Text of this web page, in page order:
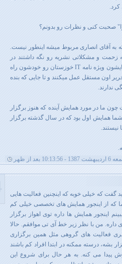
صحبت کنی و نظرات رو بدونم؟
به آقای انصاری مربوط میشه اینطور نیست.
و مشکلاتی نشریه رو نگه داشتند در
حالی که اصلاً اجباری نبود. از طرفی ایشون ویژه نامه IT خوزستان رو خودشون راه
اون مستقل عمل میکنند و تا جایی که بنده
ندارند.
ما در مورد همایش آینده که هنوز برگزار
همایش اول بود که در سال گذشته برگزار
1387 - 10:13:56 بعد از ظهر
گفت که خیلی خوبه که اینچنین فعالیت هایی
که از اینجور همایش های تخصصی خیلی کم
اینجور همایش ها داره توی اهواز برگزار
من با نظر زیر خط آی تی موافقم. حالا
فعالیت های گروهی مثل همین برگزاری
بشه، درسته ممکنه در ابتدا افراد کم باشند
می کنه. به هر حال برای شروع این